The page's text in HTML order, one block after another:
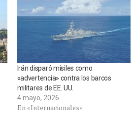
Irán disparó misiles como
«advertencia» contra los barcos
militares de EE. UU.
4 mayo, 2026
En «Internacionales»